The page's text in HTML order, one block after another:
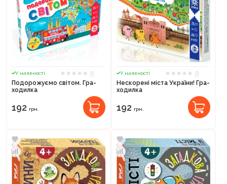
У наявності
0
Подорожуємо світом. Гра-
ходилка
192 грн.
У наявності
0
Нескорені міста України! Гра-
ходилка
192 грн.
Продовжити покупки
Оформити замовлення